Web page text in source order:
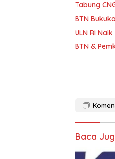
Tabung
BTN
ULN RI
BTN &
Baca